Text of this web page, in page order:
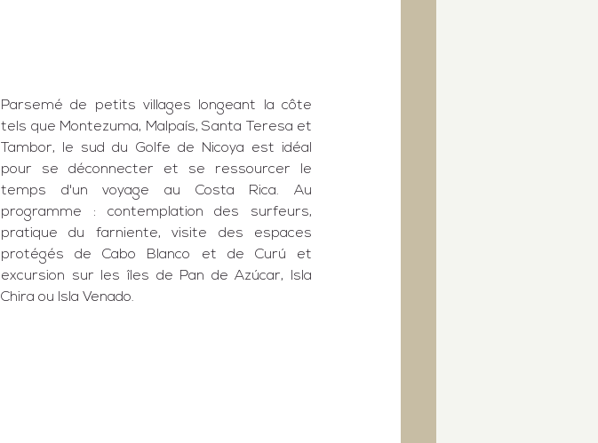
Parsemé de petits villages longeant la côte
tels que Montezuma, Malpaís, Santa Teresa
Tambor, le sud du Golfe de Nicoya est idéal
pour se déconnecter et se ressourcer le
temps d'un voyage au Costa Rica. Au
programme : contemplation des surfeurs,
pratique du farniente, visite des espaces
protégés de Cabo Blanco et de Curú et
excursion sur les îles de
Pan de Azúcar,
Isla
Chira ou Isla Venado.